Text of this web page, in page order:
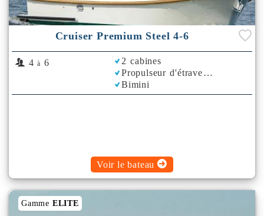
Cruiser Premium Steel 4-6
4 à 6
2 cabines
Propulseur d'étrave
Bimini
Voir le bateau
Gamme ELITE